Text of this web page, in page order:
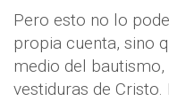
Pero esto no lo
propia cuenta, sino
medio del
vestiduras de